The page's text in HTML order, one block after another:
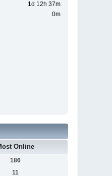
1d 12h 37m
0m
Online
186
11